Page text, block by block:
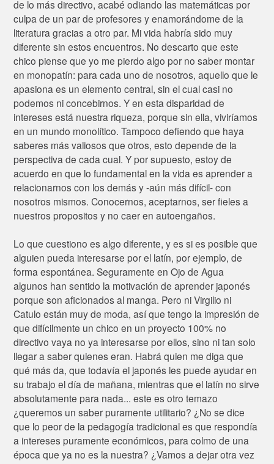
de lo más directivo, acabé odiando las matemáticas por
culpa de un par de profesores y enamorándome de la
literatura gracias a otro par. Mi vida habría sido muy
diferente sin estos encuentros. No descarto que este
chico piense que yo me pierdo algo por no saber montar
en monopatín: para cada uno de nosotros, aquello que le
apasiona es un elemento central, sin el cual casi no
podemos ni concebirnos. Y en esta disparidad de
intereses está nuestra riqueza, porque sin ella, viviríamos
en un mundo monolítico. Tampoco defiendo que haya
saberes más valiosos que otros, esto depende de la
perspectiva de cada cual. Y por supuesto, estoy de
acuerdo en que lo fundamental en la vida es aprender a
relacionarnos con los demás y -aún más difícil- con
nosotros mismos. Conocernos, aceptarnos, ser fieles a
nuestros propositos y no caer en autoengaños.
Lo que cuestiono es algo diferente, y es si es posible que
alguien pueda interesarse por el latín, por ejemplo, de
forma espontánea. Seguramente en Ojo de Agua
algunos han sentido la motivación de aprender japonés
porque son aficionados al manga. Pero ni Virgilio ni
Catulo están muy de moda, así que tengo la impresión de
que difícilmente un chico en un proyecto 100% no
directivo vaya no ya interesarse por ellos, sino ni tan solo
llegar a saber quienes eran. Habrá quien me diga que
qué más da, que todavía el japonés les puede ayudar en
su trabajo el día de mañana, mientras que el latín no sirve
absolutamente para nada... este es otro temazo
¿queremos un saber puramente utilitario? ¿No se dice
que lo peor de la pedagogía tradicional es que respondía
a intereses puramente económicos, para colmo de una
época que ya no es la nuestra? ¿Vamos a dejar otra vez